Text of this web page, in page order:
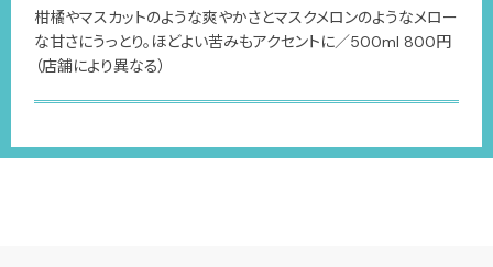
柑橘やマスカットのような爽やかさとマスクメロンのようなメロー
な甘さにうっとり。ほどよい苦みもアクセントに／500ml 800円
（店舗により異なる）